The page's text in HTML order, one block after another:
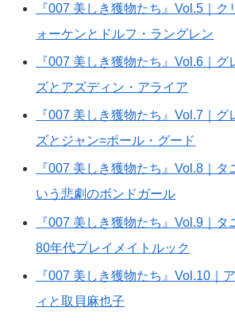
『007 美しき獲物たち』Vol.5｜ク
ォーケンとドルフ・ラングレン
『007 美しき獲物たち』Vol.6｜
ズとアズディン・アライア
『007 美しき獲物たち』Vol.7｜
ズとジャン=ポール・グード
『007 美しき獲物たち』Vol.8｜タ
いう悲劇のボンドガール
『007 美しき獲物たち』Vol.9｜
80年代プレイメイトルック
『007 美しき獲物たち』Vol.10｜
ィと取貝麻也子